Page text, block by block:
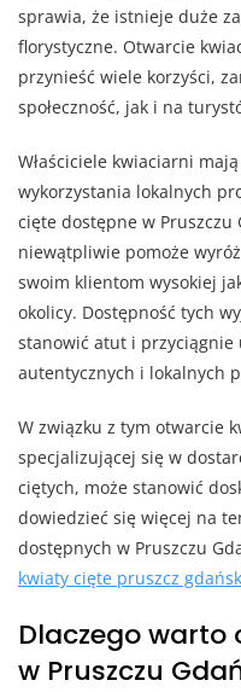
sprawia, że istnieje duże
florystyczne. Otwarcie
przynieść wiele korzyści,
społeczność, jak i na
Właściciele kwiaciarni
wykorzystania lokalnych
cięte dostępne w
niewątpliwie pomoże
swoim klientom wysokiej
okolicy. Dostępność tych
stanowić atut i przyciągnie
autentycznych i lokalnych
W związku z tym otwarcie
specjalizującej się w
ciętych, może stanowić
dowiedzieć się więcej na
dostępnych w Pruszczu
kwiaty cięte pruszcz
Dlaczego warto
w Pruszczu